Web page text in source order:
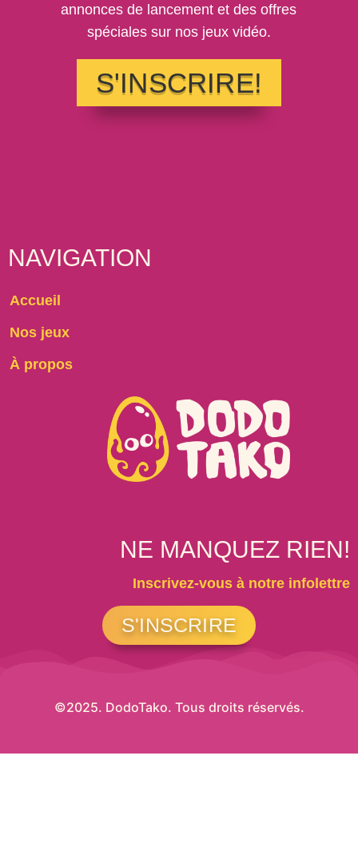
annonces de lancement et des offres
spéciales sur nos jeux vidéo.
S'INSCRIRE!
NAVIGATION
Accueil
Nos jeux
À propos
NE MANQUEZ RIEN!
Inscrivez-vous à notre infolettre
S'INSCRIRE
©2025. DodoTako. Tous droits réservés.